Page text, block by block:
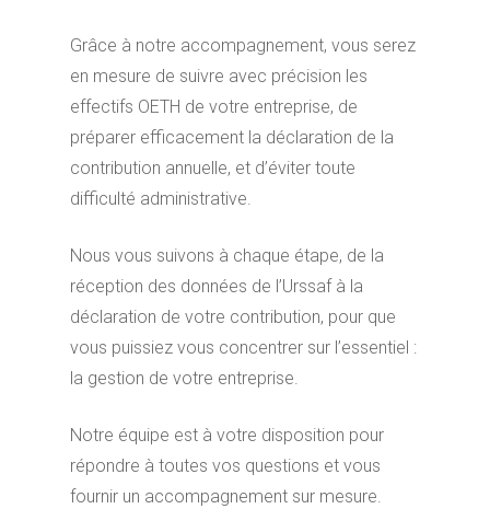
Grâce à notre accompagnement, vous serez
en mesure de suivre avec précision les
effectifs OETH de votre entreprise, de
préparer efficacement la déclaration de la
contribution annuelle, et d’éviter toute
difficulté administrative.
Nous vous suivons à chaque étape, de la
réception des données de l’Urssaf à la
déclaration de votre contribution, pour que
vous puissiez vous concentrer sur l’essentiel :
la gestion de votre entreprise.
Notre équipe est à votre disposition pour
répondre à toutes vos questions et vous
fournir un accompagnement sur mesure.